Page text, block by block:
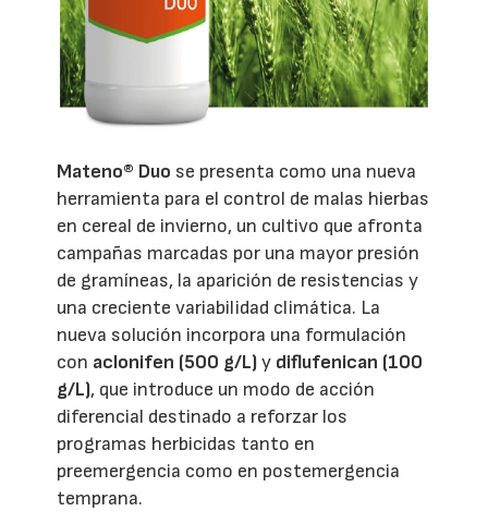
Mateno® Duo se presenta como una nueva
herramienta para el control de malas hierbas
en cereal de invierno, un cultivo que afronta
campañas marcadas por una mayor presión
de gramíneas, la aparición de resistencias y
una creciente variabilidad climática. La
nueva solución incorpora una formulación
con aclonifen (500 g/L)y diflufenican (100
g/L), que introduce un modo de acción
diferencial destinado a reforzar los
programas herbicidas tanto en
preemergencia como en postemergencia
temprana.